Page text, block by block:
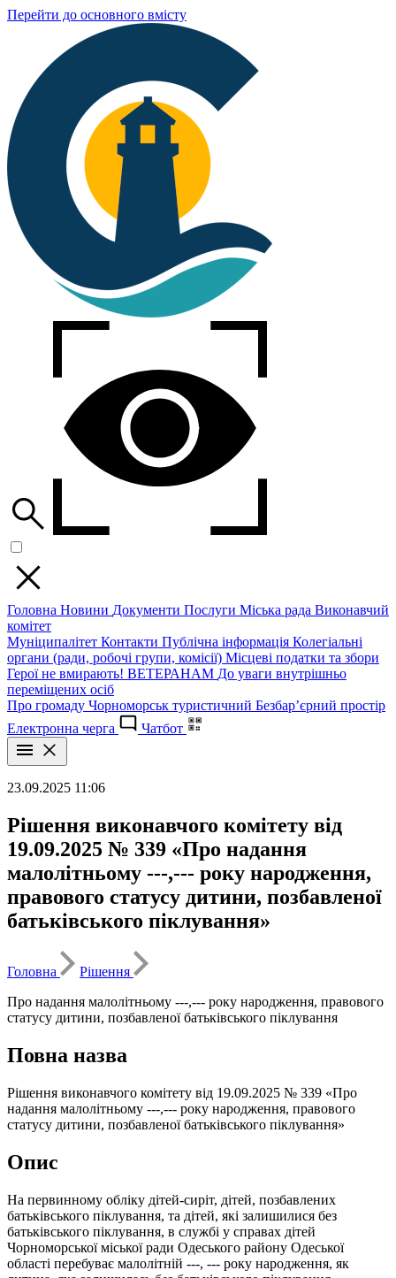
Перейти до основного вмісту
Головна Новини Документи Послуги Міська рада Виконавчий
комітет
Муніципалітет Контакти Публічна інформація Колегіальні
органи (ради, робочі групи, комісії) Місцеві податки та збори
Герої не вмирають! ВЕТЕРАНАМ До уваги внутрішньо
переміщених осіб
Про громаду Чорноморськ туристичний Безбар’єрний простір
Електронна черга
Чатбот
23.09.2025 11:06
Рішення виконавчого комітету від
19.09.2025 № 339 «Про надання
малолітньому ---,--- року народження,
правового статусу дитини, позбавленої
батьківського піклування»
Головна
Рішення
Про надання малолітньому ---,--- року народження, правового
статусу дитини, позбавленої батьківського піклування
Повна назва
Рішення виконавчого комітету від 19.09.2025 № 339 «Про
надання малолітньому ---,--- року народження, правового
статусу дитини, позбавленої батьківського піклування»
Опис
На первинному обліку дітей-сиріт, дітей, позбавлених
батьківського піклування, та дітей, які залишилися без
батьківського піклування, в службі у справах дітей
Чорноморської міської ради Одеського району Одеської
області перебуває малолітній ---, --- року народження, як